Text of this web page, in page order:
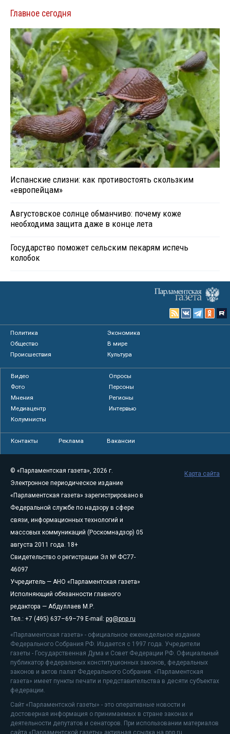
Главное сегодня
Испанские слизни: как противостоять скользким
«европейцам»
Августовское солнце обманчиво: почему коже
необходима защита даже в конце лета
Государство поможет сельским пекарям испечь
колобок
Политика
Экономика
Общество
В мире
Происшествия
Культура
Видео
Опросы
Фото
Персоны
Мнения
Регионы
Медиацентр
Интервью
Колумнисты
Контакты Реклама Вакансии
© «Парламентская газета», 2026 г.
Электронное периодическое издание
«Парламентская газета» зарегистрировано в
Федеральной службе по надзору в сфере
связи, информационных технологий и
массовых коммуникаций (Роскомнадзор) 05
августа 2011 года. 18+
Свидетельство о регистрации Эл № ФС77-
46097
Учредитель — АНО «Парламентская газета»
Исполняющий обязанности главного
редактора — Абдуллаев М.Р.
Тел.: +7 (495) 637–69–79 E-mail: pg@pnp.ru
«Парламентская газета» - официальное еженедельное издание
Федерального Собрания РФ. Издается с 1997 года. Учредители
газеты - Государственная Дума и Совет Федерации РФ. Официальный
публикатор федеральных конституционных законов, федеральных
законов и актов палат Федерального Собрания. «Парламентская
газета» имеет пункты печати и представительства в десяти субъектах
федерации.
Сайт «Парламентской газеты» - это оперативные новости и
достоверная информация о принимаемых в стране законах и
деятельности депутатов и сенаторов. При использовании материалов
сайта «Парламентской газеты» активная ссылка на pnp.ru
Карта сайта